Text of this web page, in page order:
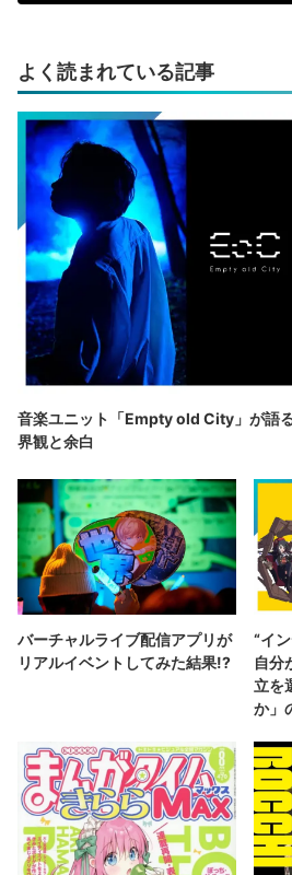
よく読まれている記事
音楽ユニット「Empty old City」が語
界観と余白
バーチャルライブ配信アプリが
リアルイベントしてみた結果!?
“イ
自分
立を
か」